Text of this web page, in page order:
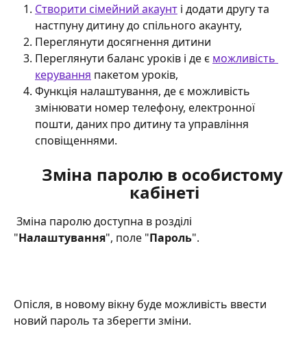
Створити сімейний акаунт і додати другу та
настпуну дитину до спільного акаунту,
Переглянути досягнення дитини
Переглянути баланс уроків і де є можливість
керування пакетом уроків,
Функція налаштування, де є можливість
змінювати номер телефону, електронної
пошти, даних про дитину та управління
сповіщеннями.
Зміна паролю в особистому
кабінеті
"Налаштування", поле "Пароль".
Опісля, в новому вікну буде можливість ввести
новий пароль та зберегти зміни.